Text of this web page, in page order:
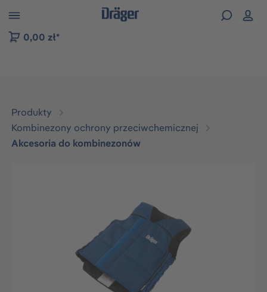
do nawigacji na platformie B2B
0,00 zł*
Produkty
Kombinezony ochrony przeciwchemicznej
Akcesoria do kombinezonów